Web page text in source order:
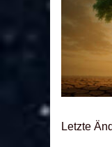
Letz­te